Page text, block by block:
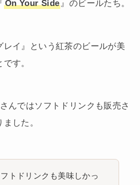
On Your Side』のビールたち。
レイ』という紅茶のビールが美
す。
んではソフトドリンクも販売さ
した。
トドリンクも美味しかっ